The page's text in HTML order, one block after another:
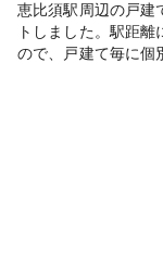
恵比須駅周辺の戸建
トしました。駅距
ので、戸建て毎に個